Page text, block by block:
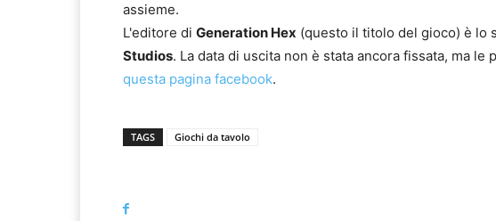
assieme.
L'editore di Generation Hex (questo il titolo del gioco) è lo
Studios. La data di uscita non è stata ancora fissata, ma
questa pagina facebook.
TAGS Giochi da tavolo